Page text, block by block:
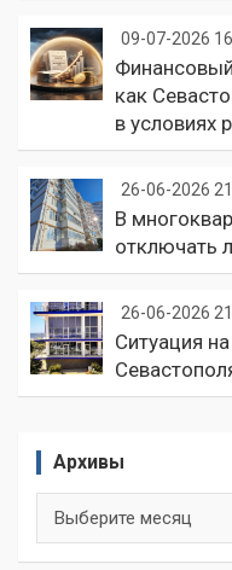
09-07-2026
как
в условиях
26-06-2026
В
отключать
26-06-2026
Ситуация
Архивы